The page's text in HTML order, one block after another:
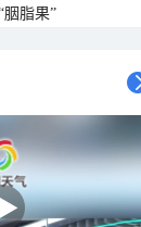
脂果”